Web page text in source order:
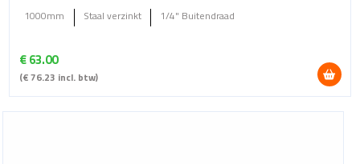
€63.00
(€76.23 incl. btw)
1000mm Staal verzinkt 1/4" Buitendraad